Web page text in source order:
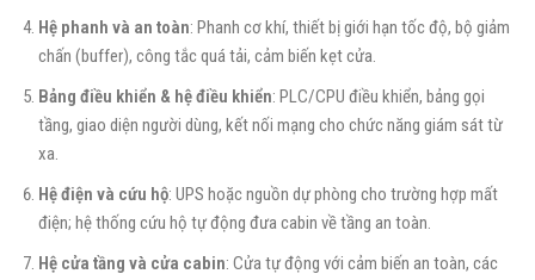
Hệ phanh và an toàn: Phanh cơ khí, thiết bị giới hạn tốc độ, bộ giảm
chấn (buffer), công tắc quá tải, cảm biến kẹt cửa.
Bảng điều khiển & hệ điều khiển: PLC/CPU điều khiển, bảng gọi
tầng, giao diện người dùng, kết nối mạng cho chức năng giám sát từ
xa.
Hệ điện và cứu hộ: UPS hoặc nguồn dự phòng cho trường hợp mất
điện; hệ thống cứu hộ tự động đưa cabin về tầng an toàn.
Hệ cửa tầng và cửa cabin: Cửa tự động với cảm biến an toàn, các